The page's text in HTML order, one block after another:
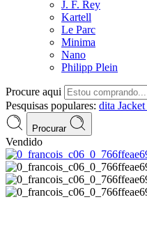
J. F. Rey
Kartell
Le Parc
Minima
Nano
Philipp Plein
Procure aqui
Pesquisas populares: dita Jacket
Procurar
Vendido